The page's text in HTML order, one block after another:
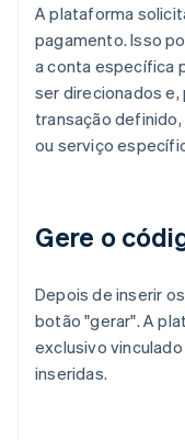
A plataforma
pagamento. Isso
a conta específica
ser direcionados
transação
ou serviço
Gere o
Depois de inserir
botão "gerar". A
exclusivo
inseridas.